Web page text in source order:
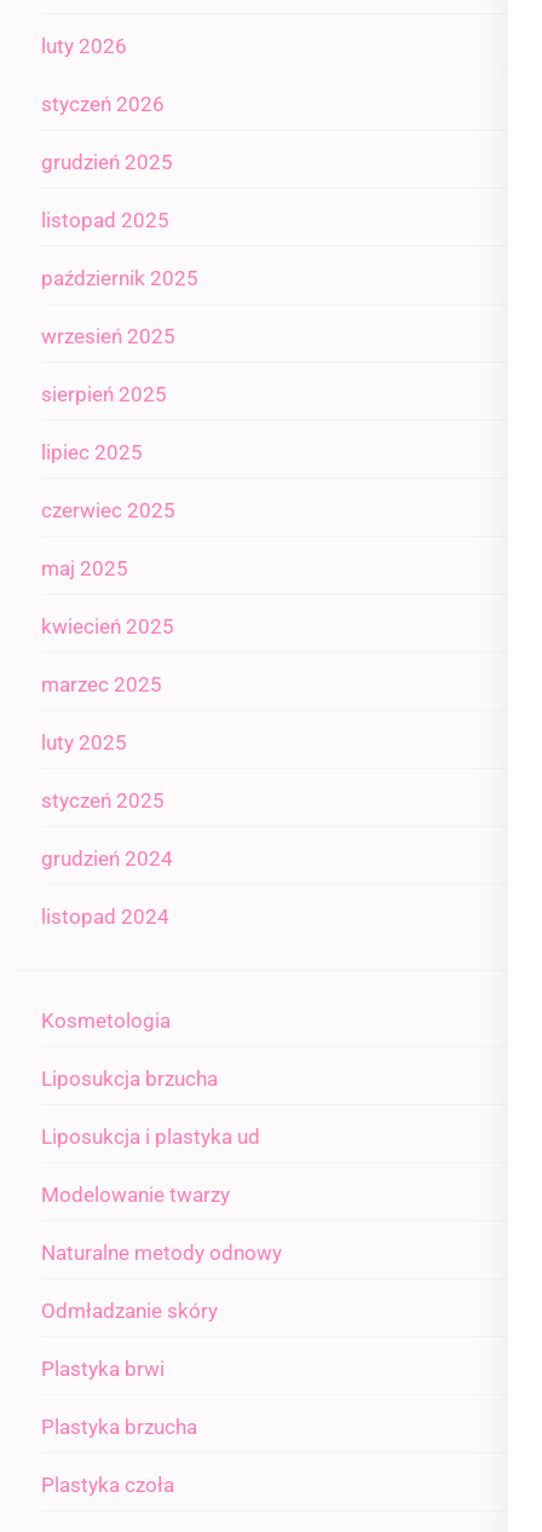
luty 2026
styczeń 2026
grudzień 2025
listopad 2025
październik 2025
wrzesień 2025
sierpień 2025
lipiec 2025
czerwiec 2025
maj 2025
kwiecień 2025
marzec 2025
luty 2025
styczeń 2025
grudzień 2024
listopad 2024
Kosmetologia
Liposukcja brzucha
Liposukcja i plastyka ud
Modelowanie twarzy
Naturalne metody odnowy
Odmładzanie skóry
Plastyka brwi
Plastyka brzucha
Plastyka czoła